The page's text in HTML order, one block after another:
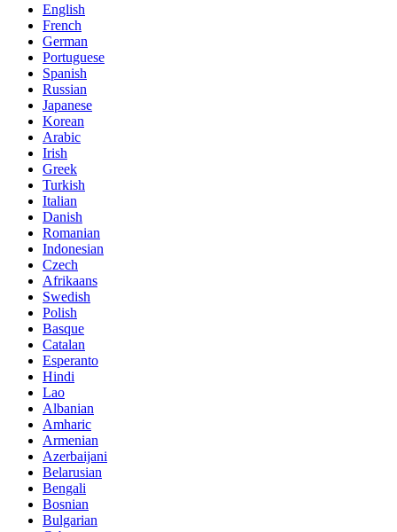
English
French
German
Portuguese
Spanish
Russian
Japanese
Korean
Arabic
Irish
Greek
Turkish
Italian
Danish
Romanian
Indonesian
Czech
Afrikaans
Swedish
Polish
Basque
Catalan
Esperanto
Hindi
Lao
Albanian
Amharic
Armenian
Azerbaijani
Belarusian
Bengali
Bosnian
Bulgarian